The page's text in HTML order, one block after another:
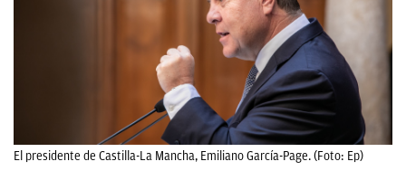
El presidente de Castilla-La Mancha, Emiliano García-Page. (Foto: Ep)